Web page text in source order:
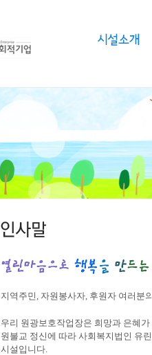
지역주민, 자원봉사자, 후원자 여러분
우리 원광보호작업장은 희망과 은혜
원불교 정신에 따라 사회복지법인 유
시설입니다.